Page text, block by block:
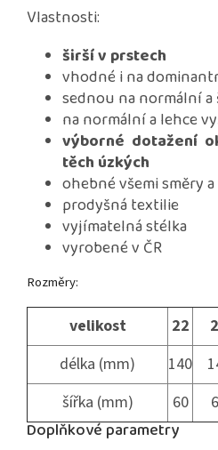
Vlastnosti:
širší v prstech
vhodné i na
sednou na normální
na normální a lehce
výborné dotažení
těch úzkých
ohebné všemi směry
prodyšná textilie
vyjímatelná stélka
vyrobené v ČR
Rozměry:
velikost 22
délka (mm)
140
šířka (mm)
60
Doplňkové parametry